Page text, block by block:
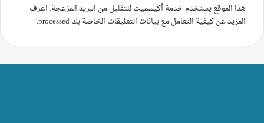
هذا الموقع يستخدم خدمة أكيسميت للتقليل من البريد المزعجة. اعرف
المزيد عن كيفية التعامل مع بيانات التعليقات الخاصة بك processed
.